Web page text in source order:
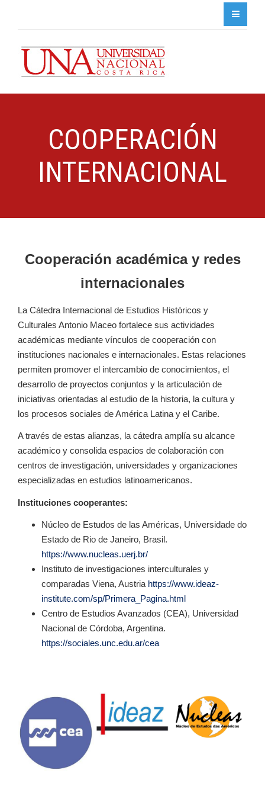
COOPERACIÓN
INTERNACIONAL
Cooperación académica y redes
internacionales
La Cátedra Internacional de Estudios Históricos y
Culturales Antonio Maceo fortalece sus actividades
académicas mediante vínculos de cooperación con
instituciones nacionales e internacionales. Estas relaciones
permiten promover el intercambio de conocimientos, el
desarrollo de proyectos conjuntos y la articulación de
iniciativas orientadas al estudio de la historia, la cultura y
los procesos sociales de América Latina y el Caribe.
A través de estas alianzas, la cátedra amplía su alcance
académico y consolida espacios de colaboración con
centros de investigación, universidades y organizaciones
especializadas en estudios latinoamericanos.
Instituciones cooperantes:
Núcleo de Estudos de las Américas, Universidade do
Estado de Rio de Janeiro, Brasil.
https://www.nucleas.uerj.br/
Instituto de investigaciones interculturales y
comparadas Viena, Austria https://www.ideaz-
institute.com/sp/Primera_Pagina.html
Centro de Estudios Avanzados (CEA), Universidad
Nacional de Córdoba, Argentina.
https://sociales.unc.edu.ar/cea